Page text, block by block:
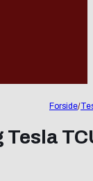
Forside/
Tesla